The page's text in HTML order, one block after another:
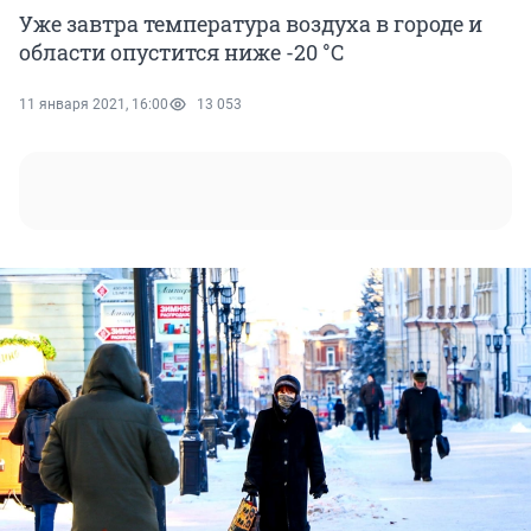
Уже завтра температура воздуха в городе и
области опустится ниже -20 °С
11 января 2021, 16:00 13 053